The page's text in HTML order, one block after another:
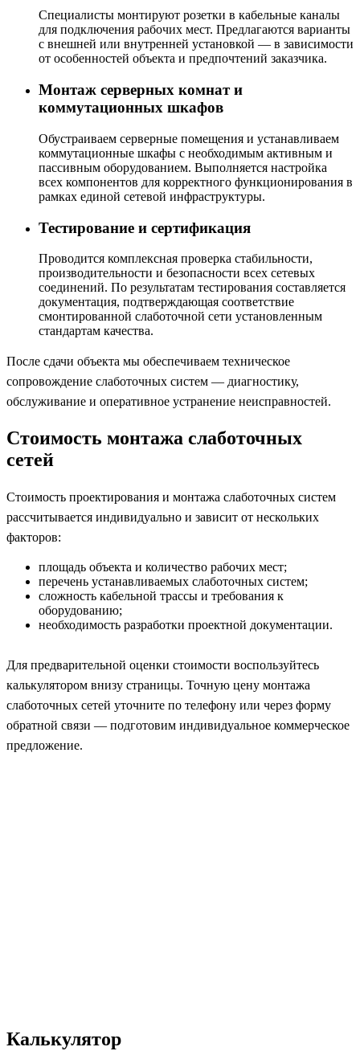
Специалисты монтируют розетки в кабельные каналы
для подключения рабочих мест. Предлагаются варианты
с внешней или внутренней установкой — в зависимости
от особенностей объекта и предпочтений заказчика.
Монтаж серверных комнат и
коммутационных шкафов
Обустраиваем серверные помещения и устанавливаем
коммутационные шкафы с необходимым активным и
пассивным оборудованием. Выполняется настройка
всех компонентов для корректного функционирования в
рамках единой сетевой инфраструктуры.
Тестирование и сертификация
Проводится комплексная проверка стабильности,
производительности и безопасности всех сетевых
соединений. По результатам тестирования составляется
документация, подтверждающая соответствие
смонтированной слаботочной сети установленным
стандартам качества.
После сдачи объекта мы обеспечиваем техническое
сопровождение слаботочных систем — диагностику,
обслуживание и оперативное устранение неисправностей.
Стоимость монтажа слаботочных
сетей
Стоимость проектирования и монтажа слаботочных систем
рассчитывается индивидуально и зависит от нескольких
факторов:
площадь объекта и количество рабочих мест;
перечень устанавливаемых слаботочных систем;
сложность кабельной трассы и требования к
оборудованию;
необходимость разработки проектной документации.
Для предварительной оценки стоимости воспользуйтесь
калькулятором внизу страницы. Точную цену монтажа
слаботочных сетей уточните по телефону или через форму
обратной связи — подготовим индивидуальное коммерческое
предложение.
Калькулятор